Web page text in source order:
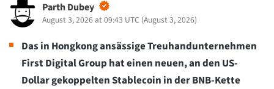
Parth Dubey
August 3, 2026 at 09:43 UTC (August 3, 2026)
Das in Hongkong ansässige Treuhandunternehmen
First Digital Group hat einen neuen, an den US-
Dollar gekoppelten Stablecoin in der BNB-Kette